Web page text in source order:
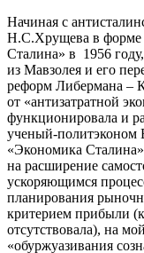
Начиная с
Н.С.Хрущева в форме
Сталина» в 1956
из Мавзолея и его
реформ Либермана –
от «антизатратной
функционировала и
ученый-
«Экономика
на расширение
ускоряющимся
планирования
критерием прибыли
отсутствовала), на
«обуржуазивания